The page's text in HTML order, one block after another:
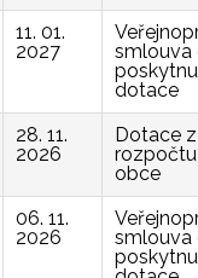
11. 01.
2027
smlouva
dotace
28. 11.
2026
Dotace z
rozpočtu
obce
06. 11.
2026
smlouva